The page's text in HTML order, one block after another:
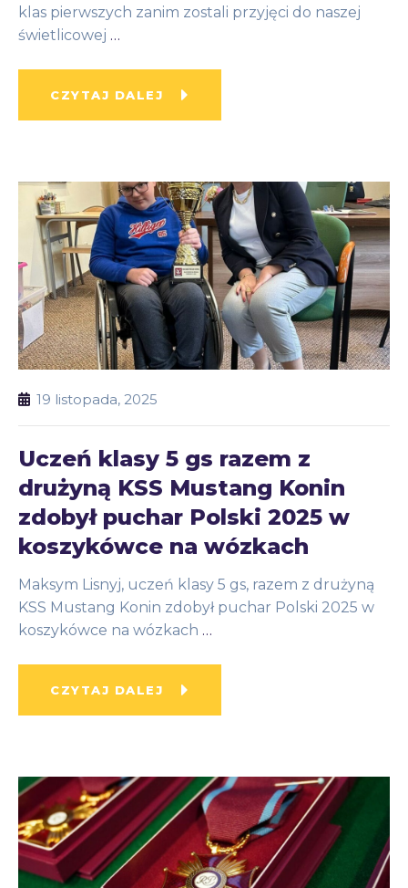
klas pierwszych zanim zostali przyjęci do naszej
świetlicowej …
CZYTAJ DALEJ
19 listopada, 2025
Uczeń klasy 5 gs razem z
drużyną KSS Mustang Konin
zdobył puchar Polski 2025 w
koszykówce na wózkach
Maksym Lisnyj, uczeń klasy 5 gs, razem z drużyną
KSS Mustang Konin zdobył puchar Polski 2025 w
koszykówce na wózkach …
CZYTAJ DALEJ